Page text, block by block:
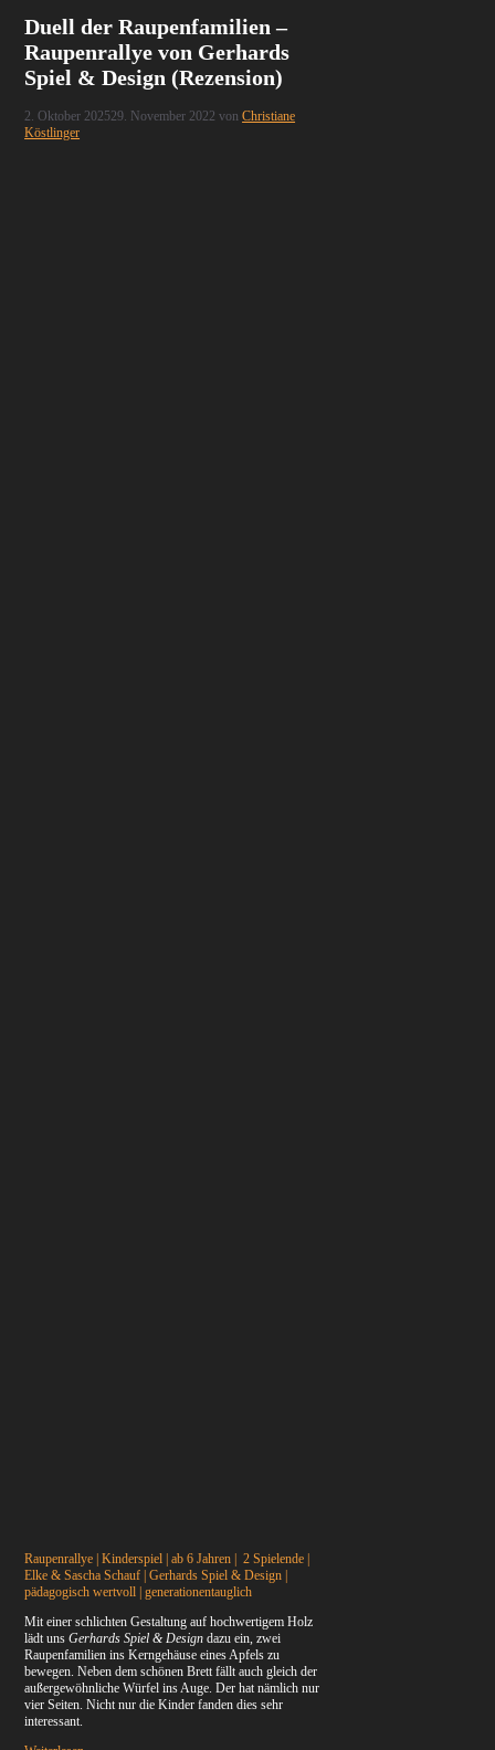
Duell der Raupenfamilien –
Raupenrallye von Gerhards
Spiel & Design (Rezension)
2. Oktober 202529. November 2022 vonChristiane
Köstlinger
Raupenrallye | Kinderspiel | ab 6 Jahren | 2 Spielende |
Elke & Sascha Schauf | Gerhards Spiel & Design |
pädagogisch wertvoll | generationentauglich
Mit einer schlichten Gestaltung auf hochwertigem Holz
lädt unsGerhards Spiel & Design dazu ein, zwei
Raupenfamilien ins Kerngehäuse eines Apfels zu
bewegen. Neben dem schönen Brett fällt auch gleich der
außergewöhnliche Würfel ins Auge. Der hat nämlich nur
vier Seiten. Nicht nur die Kinder fanden dies sehr
interessant.